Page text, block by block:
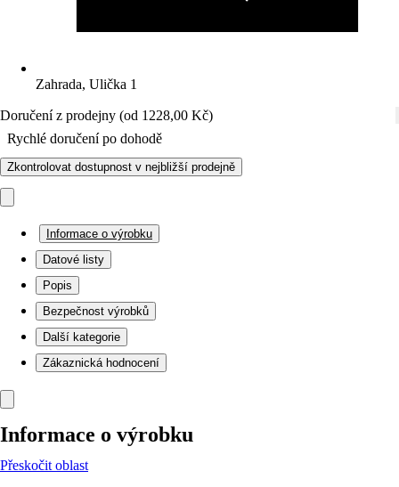
Zahrada, Ulička 1
Doručení z prodejny (od 1228,00 Kč)
Rychlé doručení po dohodě
Zkontrolovat dostupnost v nejbližší prodejně
Informace o výrobku
Datové listy
Popis
Bezpečnost výrobků
Další kategorie
Zákaznická hodnocení
Informace o výrobku
Přeskočit oblast